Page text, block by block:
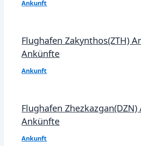
Ankunft
Flughafen Zakynthos(ZTH)
Ankünfte
Ankunft
Flughafen
Ankünfte
Ankunft